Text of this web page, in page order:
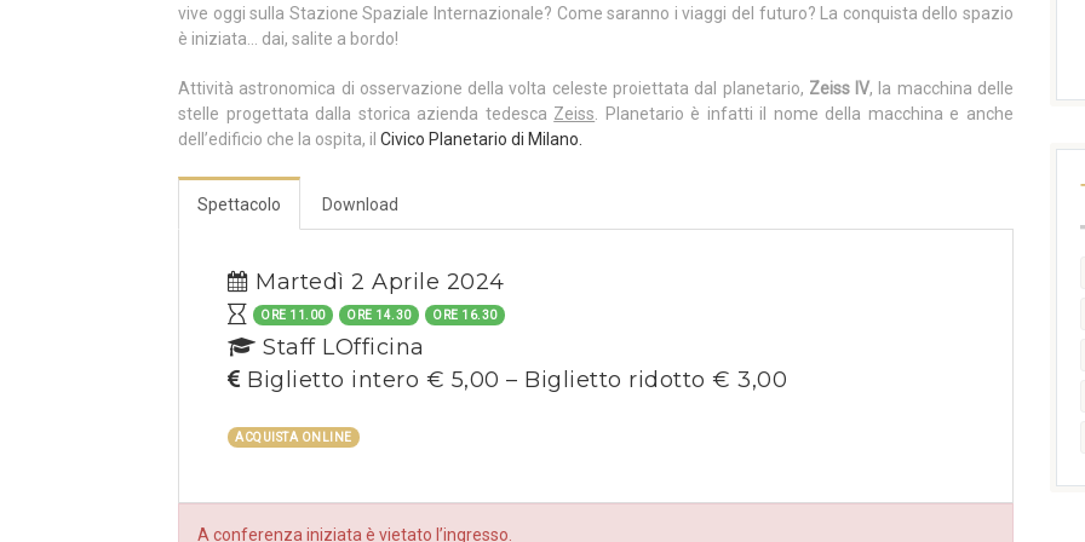
vive oggi sulla Stazione Spaziale Internazionale? Come saranno i viaggi del futuro? La conquista dello spazio
è iniziata… dai, salite a bordo!
Attività astronomica di osservazione della volta celeste proiettata dal planetario, Zeiss IV, la macchina delle
stelle progettata dalla storica azienda tedesca Zeiss . Planetario è infatti il nome della macchina e anche
dell’edificio che la ospita, il Civico Planetario di Milano.
Spettacolo Download
Martedì 2 Aprile 2024
ORE 11.00 ORE 14.30 ORE 16.30
Staff LOfficina
Biglietto intero € 5,00 – Biglietto ridotto € 3,00
ACQUISTA ONLINE
A conferenza iniziata è vietato l’ingresso.